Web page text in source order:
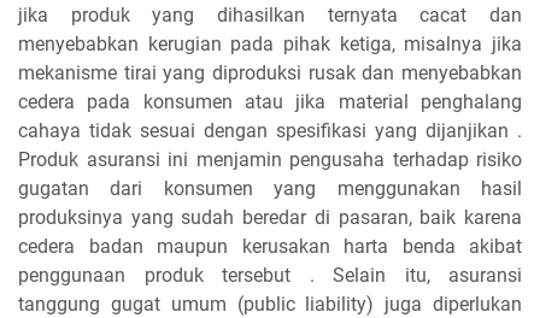
jika produk yang dihasilkan ternyata cacat dan
menyebabkan kerugian pada pihak ketiga, misalnya jika
mekanisme tirai yang diproduksi rusak dan menyebabkan
cedera pada konsumen atau jika material penghalang
cahaya tidak sesuai dengan spesifikasi yang dijanjikan .
Produk asuransi ini menjamin pengusaha terhadap risiko
gugatan dari konsumen yang menggunakan hasil
produksinya yang sudah beredar di pasaran, baik karena
cedera badan maupun kerusakan harta benda akibat
penggunaan produk tersebut . Selain itu, asuransi
tanggung gugat umum (public liability) juga diperlukan